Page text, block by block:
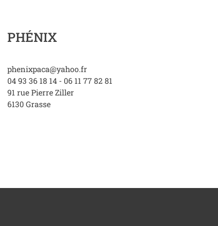
PHÉNIX
phenixpaca@yahoo.fr
04 93 36 18 14 - 06 11 77 82 81
91 rue Pierre Ziller
6130Grasse